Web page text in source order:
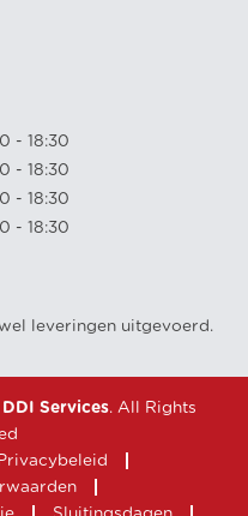
- 18:30
- 18:30
- 18:30
- 18:30
leveringen uitgevoerd.
DDI Services. All Rights
Privacybeleid